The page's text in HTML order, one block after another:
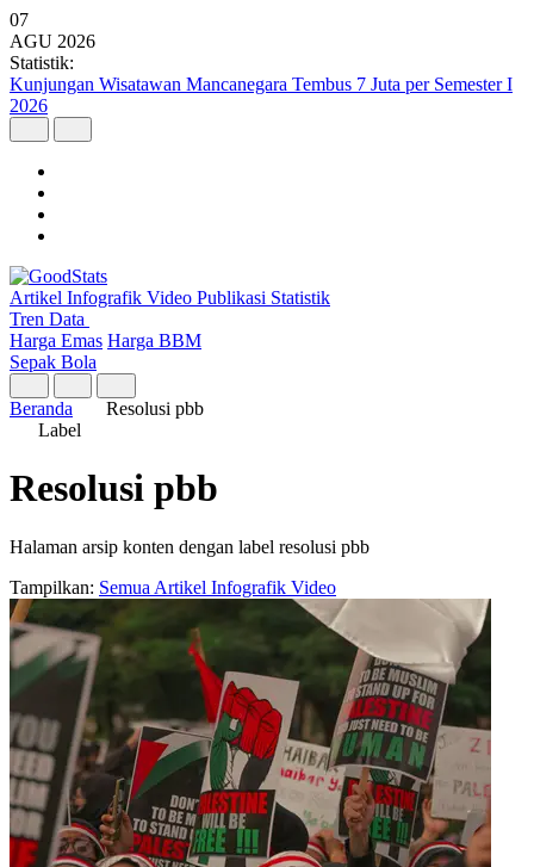
07
AGU 2026
Statistik:
Kunjungan Wisatawan Mancanegara Tembus 7 Juta per Semester I
2026
Artikel Infografik Video Publikasi Statistik
Tren Data
Harga Emas Harga BBM
Sepak Bola
Beranda
Resolusi pbb
Label
Resolusi pbb
Halaman arsip konten dengan label resolusi pbb
Tampilkan: Semua Artikel Infografik Video